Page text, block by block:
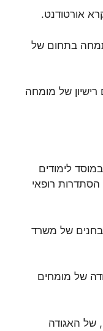
אורטודנט.
בתחום של
רישיון של מומחה
לימודים
רופאי
של משרד
של מומחים
של האגודה